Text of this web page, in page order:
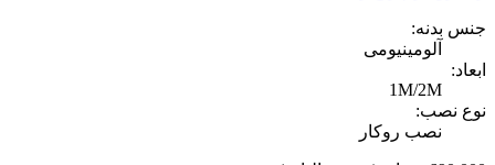
جنس بدنه:
آلومینیومی
ابعاد:
1M/2M
نوع نصب:
نصب روکار